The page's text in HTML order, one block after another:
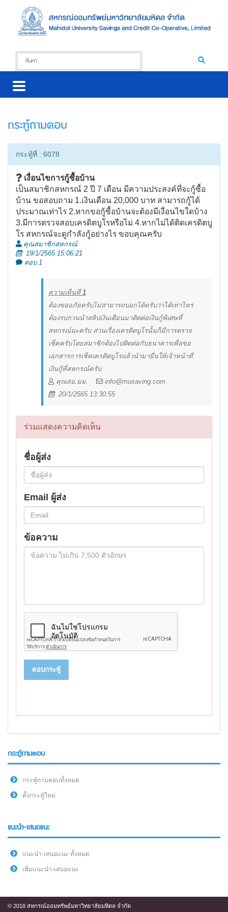
กระทู้ถามตอบ
กระทู้ที่ : 6078
เงื่อนไขการกู้ซื้อบ้าน
เป็นสมาชิกสหกรณ์ 2 ปี 7 เดือน มีความประสงค์ที่จะกู้ซื้อ
บ้าน ขอสอบถาม 1.เงินเดือน 20,000 บาท สามารถกู้ได้
ประมาณเท่าไร 2.หากขอกู้ซื้อบ้านจะต้องมีเงื่อนไขใดบ้าง
3.มีการตรวจสอบเครดิตบูโรหรือไม่ 4.หากไม่ได้ติดเครดิตบู
โร สหกรณ์จะดูกำลังกู้อย่างไร ขอบคุณครับ
คุณสมาชิกสหกรณ์
19/1/2565 15:06:21
ตอบ 1
ความเห็นที่1
ต้องขออภัยครับไม่สามารถบอกได้ครับว่าได้เท่าไหร่
ต้องรบกวนนำสลิปเงินเดือนมาติดต่อเงินกู้พิเศษที่
สหกรณ์นะครับ ส่วนเรื่องเครดิตบูโรนั้นก็มีการตรวจ
เช็คครับโดยสมาชิกต้องไปติดต่อกับธนาคารเพื่อขอ
เอกสารการเช็คเครดิตบูโรแล้วนำมายื่นให้เจ้าหน้าที่
เงินกู้ที่สหกรณ์ครับ
คุณสอ.มม.
info@musaving.com
20/1/2565 13:30:55
ร่วมแสดงความคิดเห็น
ชื่อผู้ส่ง
Email ผู้ส่ง
ข้อความ
ตอบกระทู้
กระทู้ถามตอบ
กระทู้ถามตอบทั้งหมด
ตั้งกระทู้ใหม่
แนะนำ-เสนอแนะ
แนะนำ-เสนอแนะ ทั้งหมด
เพิ่มแนะนำ-เสนอแนะ
© 2018 สหกรณ์ออมทรัพย์มหาวิทยาลัยมหิดล จำกัด